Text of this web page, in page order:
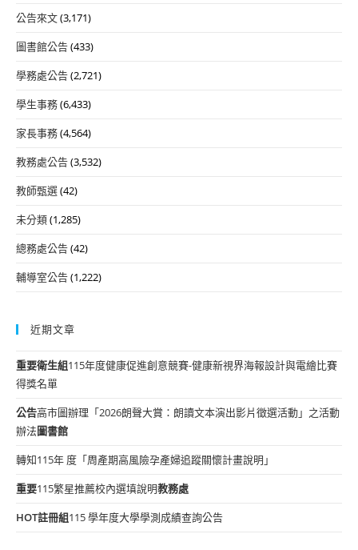
公告來文(3,171)
圖書館公告(433)
學務處公告(2,721)
學生事務(6,433)
家長事務(4,564)
教務處公告(3,532)
教師甄選(42)
未分類(1,285)
總務處公告(42)
輔導室公告(1,222)
近期文章
重要衛生組115年度健康促進創意競賽-健康新視界海報設計與電繪比賽
得獎名單
公告高市圖辦理「2026朗聲大賞：朗讀文本演出影片徵選活動」之活動
辦法圖書館
轉知115年 度「周產期高風險孕產婦追蹤關懷計畫說明」
重要115繁星推薦校內選填說明教務處
HOT註冊組115 學年度大學學測成績查詢公告